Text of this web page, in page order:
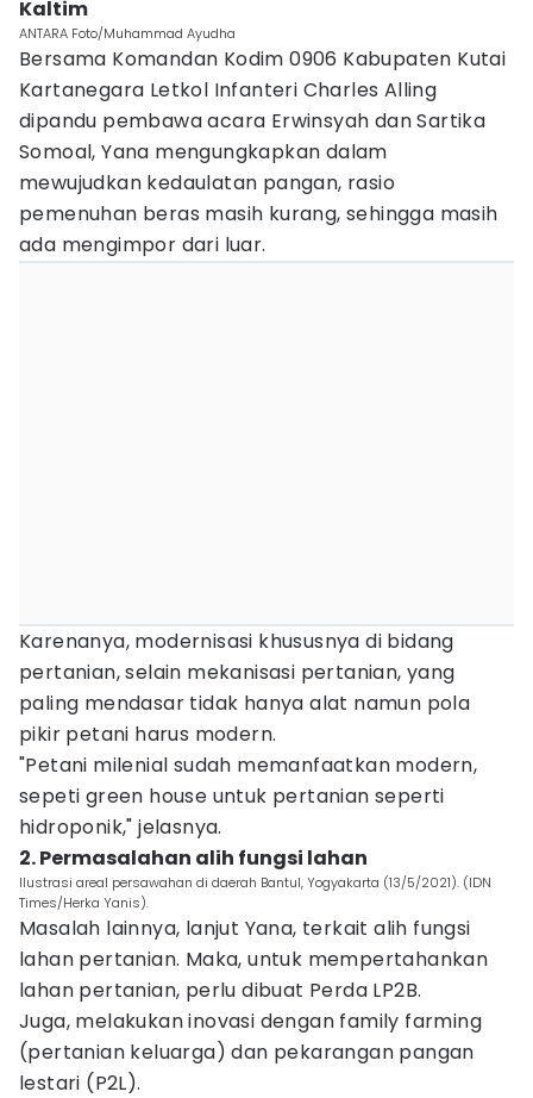
Kaltim
ANTARA Foto/Muhammad Ayudha
Bersama Komandan Kodim 0906 Kabupaten Kutai
Kartanegara Letkol Infanteri Charles Alling
dipandu pembawa acara Erwinsyah dan Sartika
Somoal, Yana mengungkapkan dalam
mewujudkan kedaulatan pangan, rasio
pemenuhan beras masih kurang, sehingga masih
ada mengimpor dari luar.
Karenanya, modernisasi khususnya di bidang
pertanian, selain mekanisasi pertanian, yang
paling mendasar tidak hanya alat namun pola
pikir petani harus modern.
"Petani milenial sudah memanfaatkan modern,
sepeti green house untuk pertanian seperti
hidroponik," jelasnya.
2. Permasalahan alih fungsi lahan
Ilustrasi areal persawahan di daerah Bantul, Yogyakarta (13/5/2021). (IDN
Times/Herka Yanis).
Masalah lainnya, lanjut Yana, terkait alih fungsi
lahan pertanian. Maka, untuk mempertahankan
lahan pertanian, perlu dibuat Perda LP2B.
Juga, melakukan inovasi dengan family farming
(pertanian keluarga) dan pekarangan pangan
lestari (P2L).